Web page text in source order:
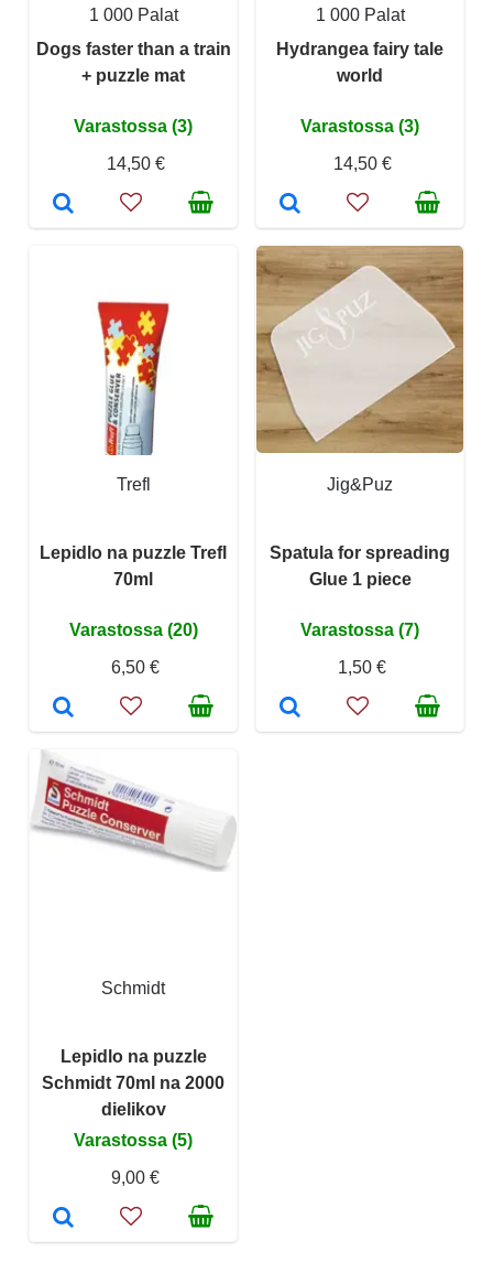
1 000 Palat
Dogs faster than a train
+ puzzle mat
Varastossa (3)
14,50 €
1 000 Palat
Hydrangea fairy tale
world
Varastossa (3)
14,50 €
Trefl
Lepidlo na puzzle Trefl
70ml
Varastossa (20)
6,50 €
Jig&Puz
Spatula for spreading
Glue 1 piece
Varastossa (7)
1,50 €
Schmidt
Lepidlo na puzzle
Schmidt 70ml na 2000
dielikov
Varastossa (5)
9,00 €